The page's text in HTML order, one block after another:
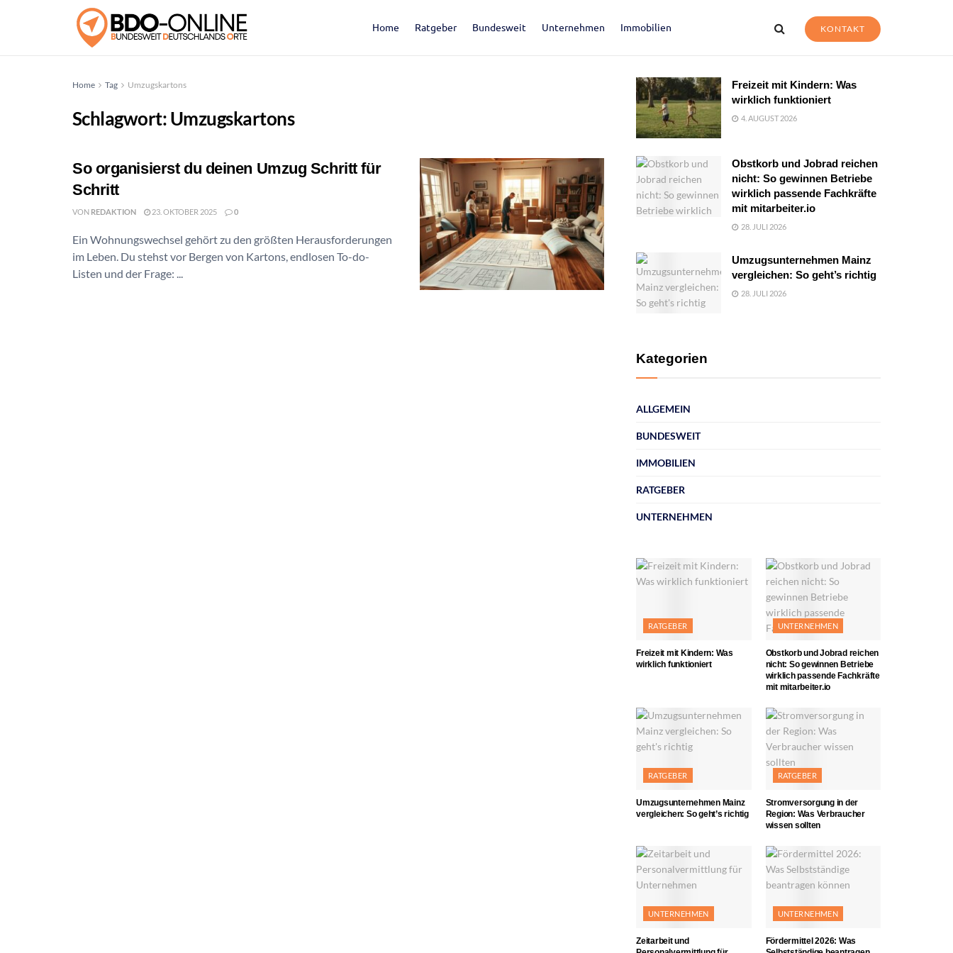
Home Ratgeber Bundesweit Unternehmen Immobilien KONTAKT
Home Tag Umzugskartons
Schlagwort:Umzugskartons
So organisierst du deinen Umzug Schritt für
Schritt
VON REDAKTION 23. OKTOBER 2025 0
Ein Wohnungswechsel gehört zu den größten Herausforderungen
im Leben. Du stehst vor Bergen von Kartons, endlosen To-do-
Listen und der Frage: ...
Freizeit mit Kindern: Was
wirklich funktioniert
4. AUGUST 2026
Obstkorb und Jobrad reichen
nicht: So gewinnen Betriebe
wirklich passende Fachkräfte
mit mitarbeiter.io
28. JULI 2026
Umzugsunternehmen Mainz
vergleichen: So geht’s richtig
28. JULI 2026
Kategorien
ALLGEMEIN
BUNDESWEIT
IMMOBILIEN
RATGEBER
UNTERNEHMEN
RATGEBER
Freizeit mit Kindern: Was
wirklich funktioniert
UNTERNEHMEN
Obstkorb und Jobrad reichen
nicht: So gewinnen Betriebe
wirklich passende Fachkräfte
mit mitarbeiter.io
RATGEBER
Umzugsunternehmen Mainz
vergleichen: So geht’s richtig
RATGEBER
Stromversorgung in der
Region: Was Verbraucher
wissen sollten
UNTERNEHMEN
Zeitarbeit und
UNTERNEHMEN
Fördermittel 2026: Was